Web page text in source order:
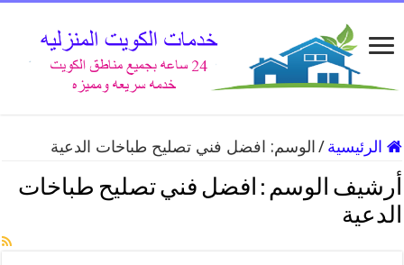
الرئيسية / الوسم: افضل فني تصليح طباخات الدعية
أرشيف الوسم : افضل فني تصليح طباخات
الدعية